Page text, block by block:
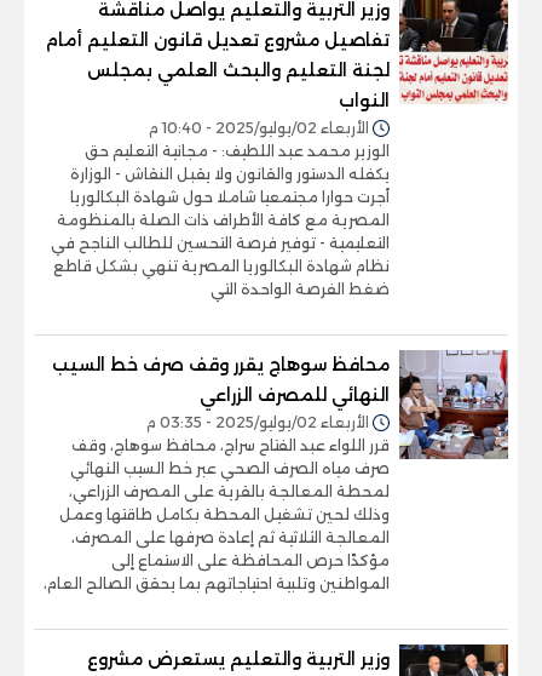
وزير التربية والتعليم يواصل مناقشة
تفاصيل مشروع تعديل قانون التعليم أمام
لجنة التعليم والبحث العلمي بمجلس
النواب
الأربعاء 02/يوليو/2025 - 10:40 م
الوزير محمد عبد اللطيف: - مجانية التعليم حق
يكفله الدستور والقانون ولا يقبل النقاش - الوزارة
أجرت حوارا مجتمعيا شاملا حول شهادة البكالوريا
المصرية مع كافة الأطراف ذات الصلة بالمنظومة
التعليمية - توفير فرصة التحسين للطالب الناجح في
نظام شهادة البكالوريا المصرية تنهي بشكل قاطع
ضغط الفرصة الواحدة التي
محافظ سوهاج يقرر وقف صرف خط السيب
النهائي للمصرف الزراعي
الأربعاء 02/يوليو/2025 - 03:35 م
قرر اللواء عبد الفتاح سراج، محافظ سوهاج، وقف
صرف مياه الصرف الصحي عبر خط السيب النهائي
لمحطة المعالجة بالقرية على المصرف الزراعي،
وذلك لحين تشغيل المحطة بكامل طاقتها وعمل
المعالجة الثلاثية ثم إعادة صرفها على المصرف،
مؤكدًا حرص المحافظة على الاستماع إلى
المواطنين وتلبية احتياجاتهم بما يحقق الصالح العام،
وزير التربية والتعليم يستعرض مشروع